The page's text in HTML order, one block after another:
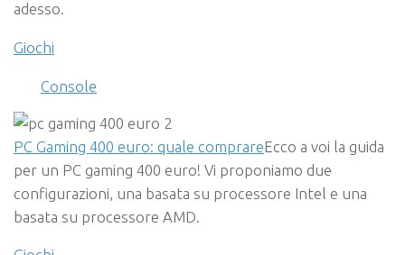
adesso.
Giochi
Console
PC Gaming 400 euro: quale comprareEcco a voi la guida
per un PC gaming 400 euro! Vi proponiamo due
configurazioni, una basata su processore Intel e una
basata su processore AMD.